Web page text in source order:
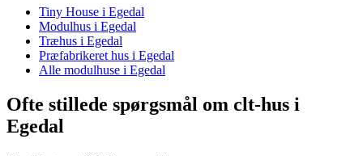
Tiny House i Egedal
Modulhus i Egedal
Træhus i Egedal
Præfabrikeret hus i Egedal
Alle modulhuse i Egedal
Ofte stillede spørgsmål om clt-hus i
Egedal